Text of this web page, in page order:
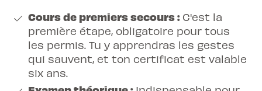
Cours de premiers secours : C'est la
première étape, obligatoire pour tous
les permis. Tu y apprendras les gestes
qui sauvent, et ton certificat est valable
six ans.